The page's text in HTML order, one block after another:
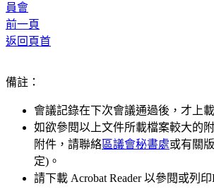
員會
前一頁
返回頁首
備註：
會議記錄在下次會議通過後，才上
如欲參閱以上文件所載檔案較大的
附件，請聯絡區議會秘書處或有關
定)。
請下載 Acrobat Reader 以參閱或列